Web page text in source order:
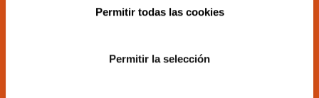
Permitir todas las cookies
Permitir la selección
MADRID